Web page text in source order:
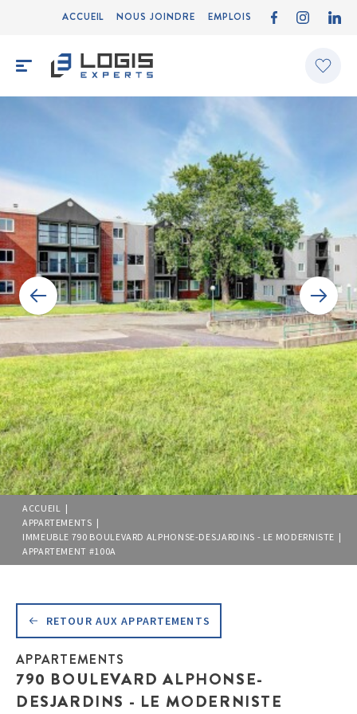
ACCUEIL NOUS JOINDRE EMPLOIS
ACCUEIL |
APPARTEMENTS |
IMMEUBLE 790 BOULEVARD ALPHONSE-DESJARDINS - LE MODERNISTE |
APPARTEMENT #100A
APPARTEMENTS
790 BOULEVARD ALPHONSE-
DESJARDINS - LE MODERNISTE
RETOUR AUX APPARTEMENTS